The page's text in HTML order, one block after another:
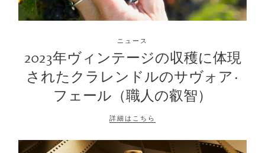
ニュース
2023年ヴィンテージの収穫に体現
されたクラレンドルのサヴォア·
フェール（職人の叡智）
詳細はこちら